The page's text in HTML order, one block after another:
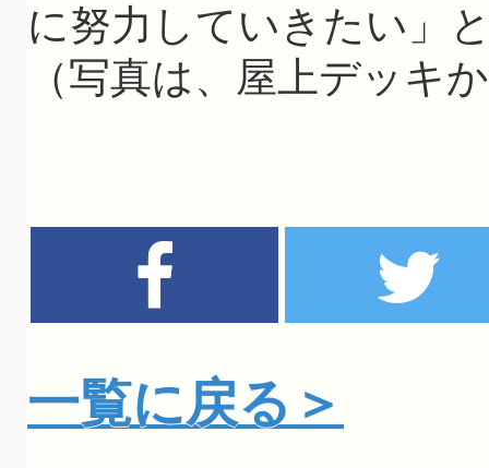
に努力していきたい」
（写真は、屋上デッキ
一覧に戻る＞